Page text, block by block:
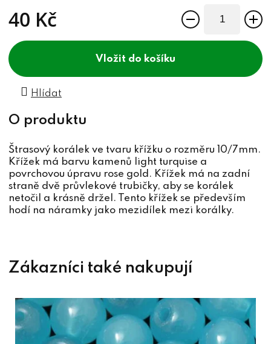
40 Kč
do košíku
Hlídat
Štrasový korálek ve tvaru křížku o rozměru 10/7mm.
Křížek má barvu kamenů light turquise a
povrchovou úpravu rose gold. Křížek má na zadní
straně dvě průvlekové trubičky, aby se korálek
netočil a krásně držel. Tento křížek se především
hodí na náramky jako mezidílek mezi korálky.